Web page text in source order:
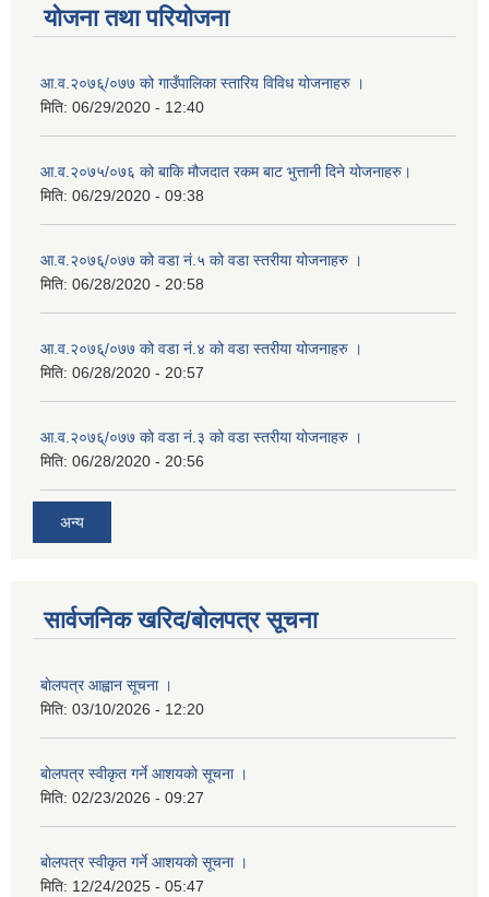
योजना तथा परियोजना
आ.व.२०७६्/०७७ को गाउँपालिका स्तारिय विविध योजनाहरु ।
मिति: 06/29/2020 - 12:40
आ.व.२०७५/०७६ को बाकि मौजदात रकम बाट भुत्तानी दिने योजनाहरु।
मिति: 06/29/2020 - 09:38
आ.व.२०७६्/०७७ को वडा नं.५ को वडा स्तरीया योजनाहरु ।
मिति: 06/28/2020 - 20:58
आ.व.२०७६्/०७७ को वडा नं.४ को वडा स्तरीया योजनाहरु ।
मिति: 06/28/2020 - 20:57
आ.व.२०७६्/०७७ को वडा नं.३ को वडा स्तरीया योजनाहरु ।
मिति: 06/28/2020 - 20:56
अन्य
सार्वजनिक खरिद/बोलपत्र सूचना
बाेलपत्र आह्वान सूचना ।
मिति: 03/10/2026 - 12:20
बाेलपत्र स्वीकृत गर्ने आशयकाे सूचना ।
मिति: 02/23/2026 - 09:27
बाेलपत्र स्वीकृत गर्ने आशयकाे सूचना ।
मिति: 12/24/2025 - 05:47